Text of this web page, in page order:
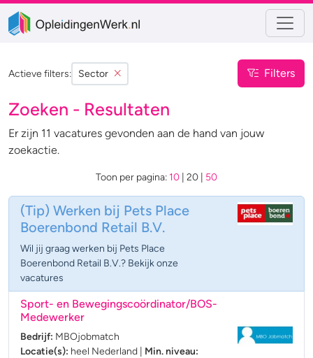
Actieve filters: Sector Filters
Zoeken - Resultaten
Er zijn 11 vacatures gevonden aan de hand van jouw
zoekactie.
Toon per pagina: 10 20 50
(Tip) Werken bij Pets Place
Boerenbond Retail B.V.
Wil jij graag werken bij Pets Place
Boerenbond Retail B.V.? Bekijk onze
vacatures
Sport- en Bewegingscoördinator/BOS-
Medewerker
Bedrijf: MBOjobmatch
Locatie(s): heel Nederland
Min. niveau: